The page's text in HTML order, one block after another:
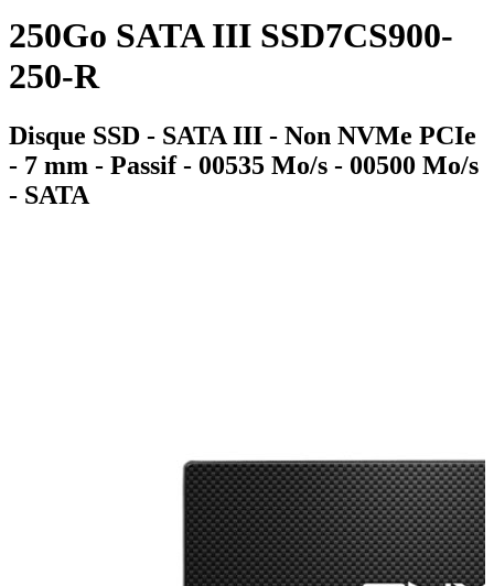
250Go SATA III SSD7CS900-
250-R
Disque SSD - SATA III - Non NVMe PCIe
- 7 mm - Passif - 00535 Mo/s - 00500 Mo/s
- SATA